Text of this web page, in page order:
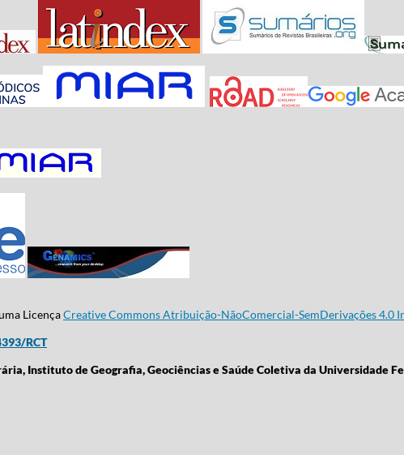
LicençaCreative Commons Atribuição-NãoComercial-SemDerivações 4.0
RCT
Instituto de Geografia, Geociências e Saúde Coletiva da Universidade